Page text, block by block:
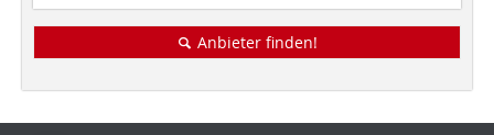
Anbieter finden!